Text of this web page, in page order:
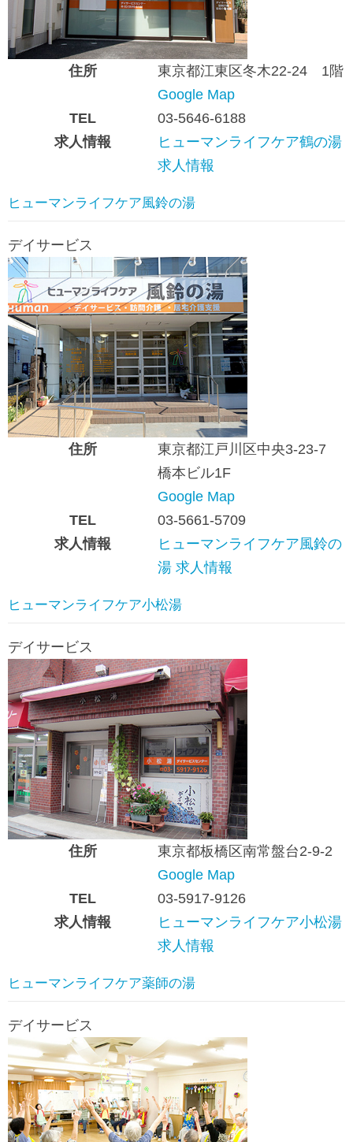
住所
東京都江東区冬木22-24 1階
Google Map
TEL
03-5646-6188
求人情報
ヒューマンライフケア鶴の湯
求人情報
ヒューマンライフケア風鈴の湯
デイサービス
住所
東京都江戸川区中央3-23-7
橋本ビル1F
Google Map
TEL
03-5661-5709
求人情報
ヒューマンライフケア風鈴の
湯 求人情報
ヒューマンライフケア小松湯
デイサービス
住所
東京都板橋区南常盤台2-9-2
Google Map
TEL
03-5917-9126
求人情報
ヒューマンライフケア小松湯
求人情報
ヒューマンライフケア薬師の湯
デイサービス